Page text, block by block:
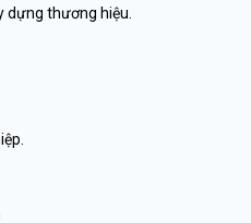
dựng thương hiệu.